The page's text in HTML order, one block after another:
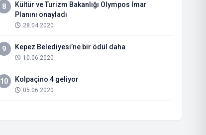
8
Kültür ve Turizm Bakanlığı Olympos İmar
Planını onayladı
28.04.2020
9 Kepez Belediyesi’ne bir ödül daha
10.06.2020
10 Kolpaçino 4 geliyor
05.06.2020